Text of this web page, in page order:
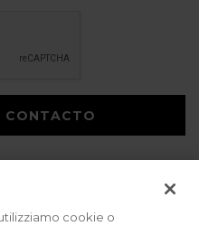
CONTACTO
cookie o